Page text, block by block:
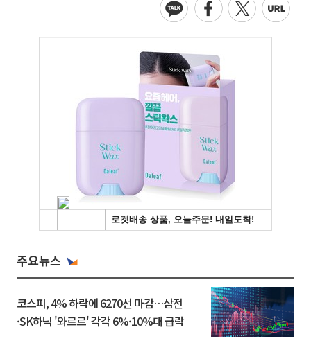
주요뉴스
코스피, 4% 하락에 6270선 마감…삼전
·SK하닉 '와르르' 각각 6%·10%대 급락